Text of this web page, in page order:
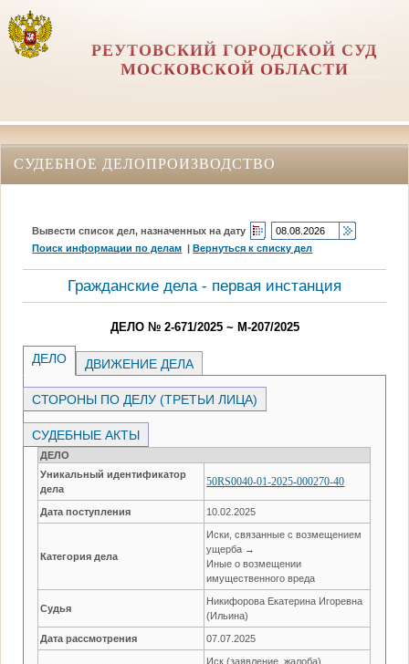
РЕУТОВСКИЙ ГОРОДСКОЙ СУД
МОСКОВСКОЙ ОБЛАСТИ
СУДЕБНОЕ ДЕЛОПРОИЗВОДСТВО
Вывести список дел, назначенных на дату
Поиск информации по делам |Вернуться к списку дел
Гражданские дела - первая инстанция
ДЕЛО № 2-671/2025 ~ М-207/2025
ДЕЛО ДВИЖЕНИЕ ДЕЛА
СТОРОНЫ ПО ДЕЛУ (ТРЕТЬИ ЛИЦА)
СУДЕБНЫЕ АКТЫ
ДЕЛО
Уникальный идентификатор
дела
50RS0040-01-2025-000270-40
Дата поступления 10.02.2025
Категория дела
Иски, связанные с возмещением
ущерба →
Иные о возмещении
имущественного вреда
Судья
Никифорова Екатерина Игоревна
(Ильина)
Дата рассмотрения 07.07.2025
Иск (заявление, жалоба)